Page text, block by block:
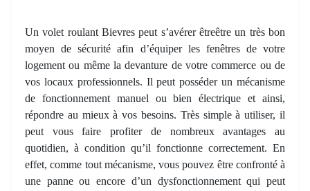
Un volet roulant Bievres peut s’avérer êtreêtre un très bon
moyen de sécurité afin d’équiper les fenêtres de votre
logement ou même la devanture de votre commerce ou de
vos locaux professionnels. Il peut posséder un mécanisme
de fonctionnement manuel ou bien électrique et ainsi,
répondre au mieux à vos besoins. Très simple à utiliser, il
peut vous faire profiter de nombreux avantages au
quotidien, à condition qu’il fonctionne correctement. En
effet, comme tout mécanisme, vous pouvez être confronté à
une panne ou encore d’un dysfonctionnement qui peut